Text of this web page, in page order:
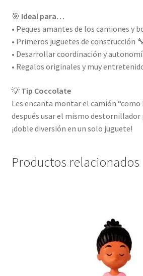
🎯 Ideal para…
• Peques amantes de los camiones y
• Primeros juguetes de construcción
• Desarrollar coordinación y
• Regalos originales y muy
💡 Tip Coccolate
Les encanta montar el camión “como
después usar el mismo
¡doble diversión en un solo juguete!
Productos relacionados